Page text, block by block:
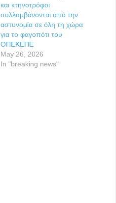
και κτηνοτρόφοι
συλλαμβάνονται από την
αστυνομία σε όλη τη χώρα
για το φαγοπότι του
ΟΠΕΚΕΠΕ
May 26, 2026
In "breaking news"